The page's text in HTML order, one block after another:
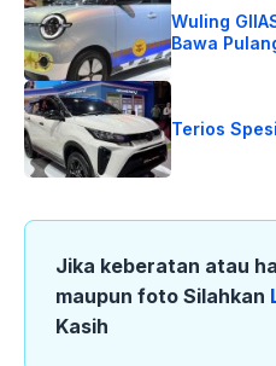
Wuling
Bawa
Terios
Jika keberatan atau
maupun foto Silahkan
Kasih